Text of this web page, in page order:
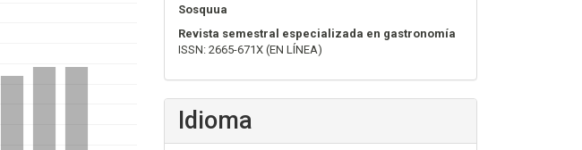
Sosquua
Revista semestral especializada en gastronomía
ISSN: 2665-671X (EN LÍNEA)
Idioma